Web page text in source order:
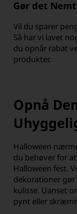
Gør det
Vil du sparer
Så har vi lavet
du opnår rabat
produkter.
Opnå
Halloween
du behøver for
Halloween fest.
dekorationer
kulisse. Uanset
pynt eller